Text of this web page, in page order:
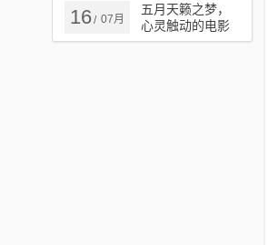
16/ 07月
五月天籁之梦，
心灵触动的电影
之旅